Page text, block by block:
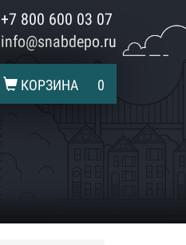
+7 800 600 03 07
info@snabdepo.ru
КОРЗИНА 0